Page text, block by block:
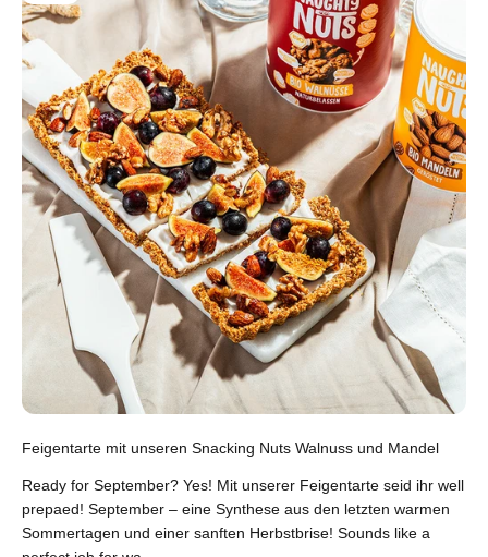
Feigentarte mit unseren Snacking Nuts Walnuss und Mandel
Ready for September? Yes! Mit unserer Feigentarte seid ihr well
prepaed! September – eine Synthese aus den letzten warmen
Sommertagen und einer sanften Herbstbrise! Sounds like a